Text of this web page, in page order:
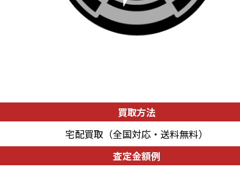
買取方法
宅配買取（全国対応・送料無料）
査定金額例